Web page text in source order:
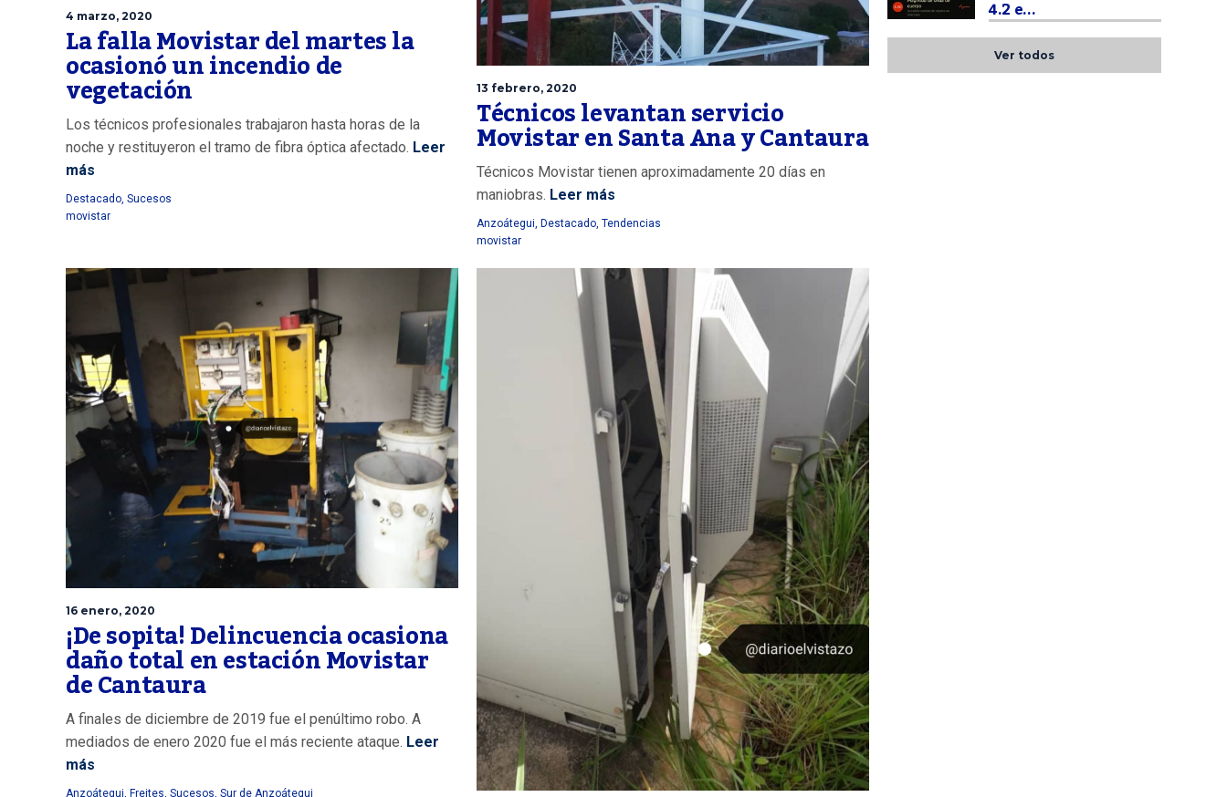
4 marzo, 2020
La falla Movistar del martes la
ocasionó un incendio de
vegetación
Los técnicos profesionales trabajaron hasta horas de la
noche y restituyeron el tramo de fibra óptica afectado. Leer
más
Destacado Sucesos
movistar
13 febrero, 2020
Técnicos levantan servicio
Movistar en Santa Ana y Cantaura
Técnicos Movistar tienen aproximadamente 20 días en
maniobras. Leer más
Anzoátegui, Destacado, Tendencias
movistar
16 enero, 2020
¡De sopita! Delincuencia ocasiona
daño total en estación Movistar
de Cantaura
A finales de diciembre de 2019 fue el penúltimo robo. A
mediados de enero 2020 fue el más reciente ataque. Leer
más
Anzoátegui, Freites, Sucesos, Sur de Anzoátegui
4.2 e...
Ver todos